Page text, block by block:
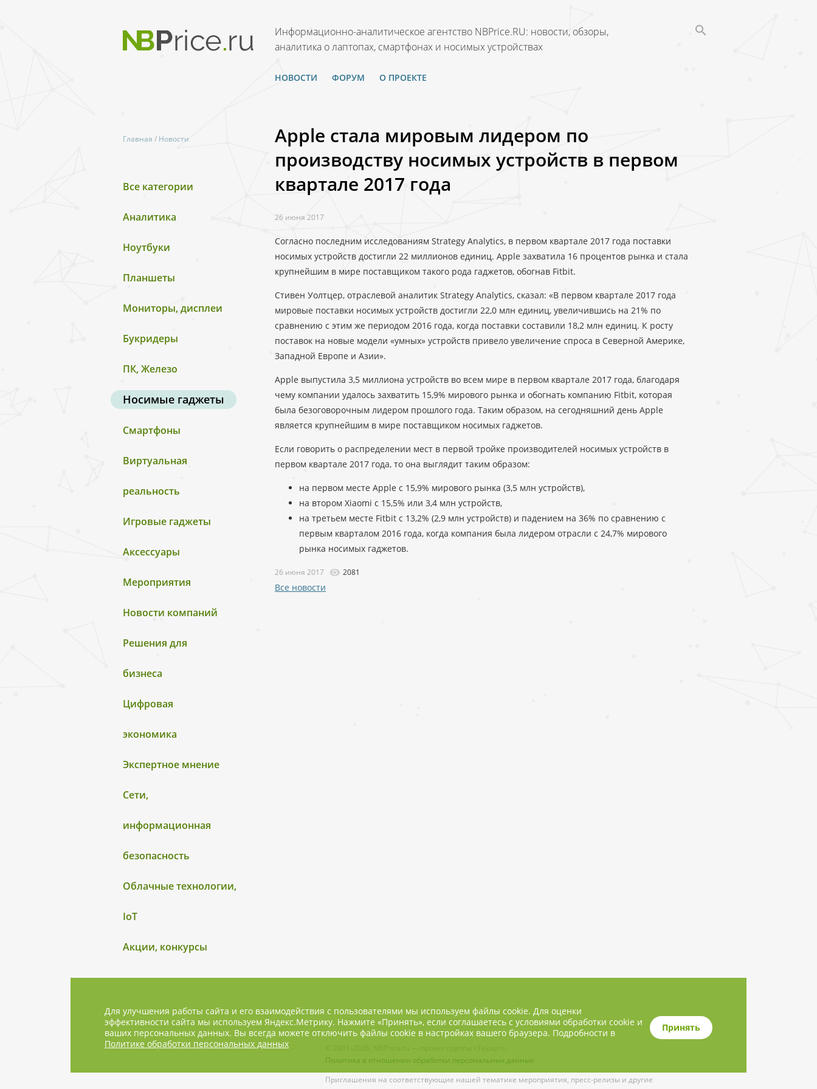
Информационно-аналитическое агентство NBPrice.RU: новости, обзоры,
аналитика о лаптопах, смартфонах и носимых устройствах
НОВОСТИ ФОРУМ О ПРОЕКТЕ
Главная / Новости
Все категории
Аналитика
Ноутбуки
Планшеты
Мониторы, дисплеи
Букридеры
ПК, Железо
Носимые гаджеты
Смартфоны
Виртуальная
реальность
Игровые гаджеты
Аксессуары
Мероприятия
Новости компаний
Решения для
бизнеса
Цифровая
экономика
Экспертное мнение
Сети,
информационная
безопасность
Облачные технологии,
IoT
Акции, конкурсы
Apple стала мировым лидером по
производству носимых устройств в первом
квартале 2017 года
26 июня 2017
Согласно последним исследованиям Strategy Analytics, в первом квартале 2017 года поставки
носимых устройств достигли 22 миллионов единиц. Apple захватила 16 процентов рынка и стала
крупнейшим в мире поставщиком такого рода гаджетов, обогнав Fitbit.
Стивен Уолтцер, отраслевой аналитик Strategy Analytics, сказал: «В первом квартале 2017 года
мировые поставки носимых устройств достигли 22,0 млн единиц, увеличившись на 21% по
сравнению с этим же периодом 2016 года, когда поставки составили 18,2 млн единиц. К росту
поставок на новые модели «умных» устройств привело увеличение спроса в Северной Америке,
Западной Европе и Азии».
Apple выпустила 3,5 миллиона устройств во всем мире в первом квартале 2017 года, благодаря
чему компании удалось захватить 15,9% мирового рынка и обогнать компанию Fitbit, которая
была безоговорочным лидером прошлого года. Таким образом, на сегодняшний день Apple
является крупнейшим в мире поставщиком носимых гаджетов.
Если говорить о распределении мест в первой тройке производителей носимых устройств в
первом квартале 2017 года, то она выглядит таким образом:
на первом месте Apple с 15,9% мирового рынка (3,5 млн устройств),
на втором Xiaomi с 15,5% или 3,4 млн устройств,
на третьем месте Fitbit с 13,2% (2,9 млн устройств) и падением на 36% по сравнению с
первым кварталом 2016 года, когда компания была лидером отрасли с 24,7% мирового
рынка носимых гаджетов.
26 июня 2017 2081
Все новости
Политика в отношении обработки персональных данных
Приглашения на соответствующие нашей тематике мероприятия, пресс-релизы и другие
Для улучшения работы сайта и его взаимодействия с пользователями мы используем файлы cookie. Для оценки
эффективности сайта мы используем Яндекс.Метрику. Нажмите «Принять», если соглашаетесь с условиями обработки cookie и
ваших персональных данных. Вы всегда можете отключить файлы cookie в настройках вашего браузера. Подробности в
Политике обработки персональных данных
Принять